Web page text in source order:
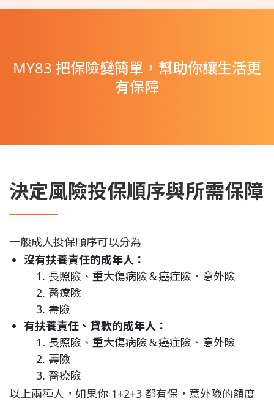
MY83 把保險變簡單，幫助你讓生活更
有保障
決定風險投保順序與所需保障
一般成人投保順序可以分為
沒有扶養責任的成年人：
長照險、重大傷病險＆癌症險、意外險
醫療險
壽險
有扶養責任、貸款的成年人：
長照險、重大傷病險＆癌症險、意外險
壽險
醫療險
以上兩種人，如果你 1+2+3 都有保，意外險的額度